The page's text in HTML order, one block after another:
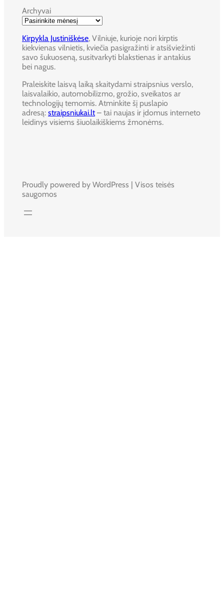
Archyvai
Kirpykla Justiniškėse, Vilniuje, kurioje nori kirptis
kiekvienas vilnietis, kviečia pasigražinti ir atsišviežinti
savo šukuoseną, susitvarkyti blakstienas ir antakius
bei nagus.
Praleiskite laisvą laiką skaitydami straipsnius verslo,
laisvalaikio, automobilizmo, grožio, sveikatos ar
technologijų temomis. Atminkite šį puslapio
adresą: straipsniukai.lt– tai naujas ir įdomus interneto
leidinys visiems šiuolaikiškiems žmonėms.
Proudly powered by WordPress | Visos teisės
saugomos